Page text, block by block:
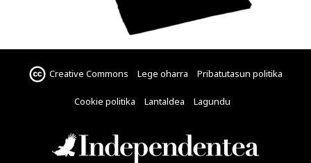
Creative Commons Lege oharra Pribatutasun politika
Cookie politika Lantaldea Lagundu